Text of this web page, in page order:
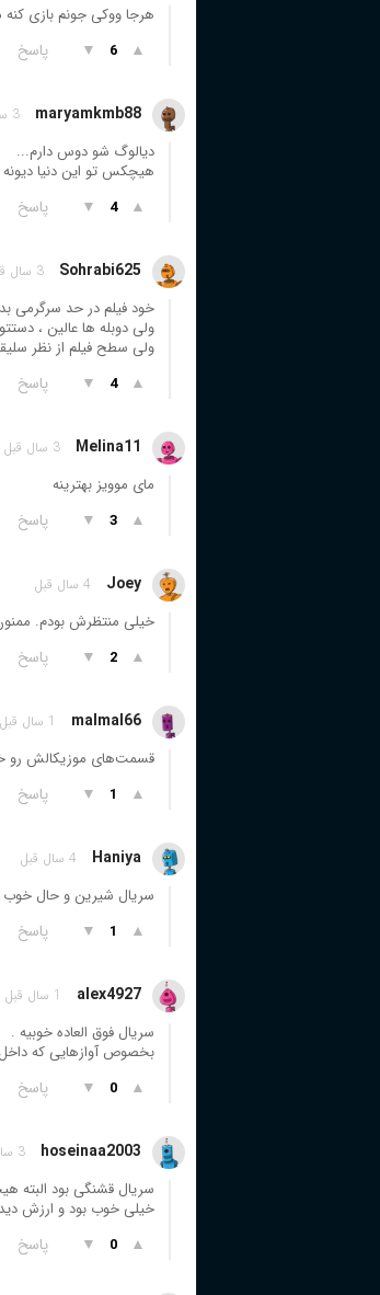
هرجا ووکی جونم بازی
▲
6
▼ پاسخ
maryamkmb88 3 سال قبل
دیالوگ شو دوس دارم...
هیچکس تو این دنیا
▲
4
▼ پاسخ
Sohrabi625 3 سال قبل
خود فیلم در حد سرگرمی بد
ولی دوبله ها عالین ، دستتون درد
ولی سطح فیلم از نظر سلیقه شخصی
▲
4
▼ پاسخ
Melina11 3 سال قبل
مای موویز بهترینه
▲
3
▼ پاسخ
Joey 4 سال قبل
خیلی منتظرش بودم.
▲
2
▼ پاسخ
malmal66 1 سال قبل
قسمت‌های موزیکالش رو
▲
1
▼ پاسخ
Haniya 4 سال قبل
سریال شیرین و حال خوب
▲
1
▼ پاسخ
alex4927 1 سال قبل
سریال فوق العاده خوبیه .
بخصوص آوازهایی که
▲
0
▼ پاسخ
hoseinaa2003 3 سال قبل
سریال قشنگی بود البته
خیلی خوب بود و ارزش
▲
0
▼ پاسخ